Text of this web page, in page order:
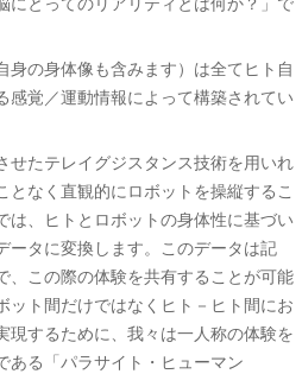
身の身体像も含みます）は全てヒト自
感覚／運動情報によって構築されてい
せたテレイグジスタンス技術を用いれ
なく直観的にロボットを操縦するこ
は、ヒトとロボットの身体性に基づい
ータに変換します。このデータは記
、この際の体験を共有することが可能
ット間だけではなくヒト－ヒト間にお
現するために、我々は一人称の体験を
ある「パラサイト・ヒューマン